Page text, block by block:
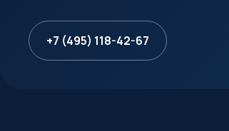
+7 (495) 118-42-67